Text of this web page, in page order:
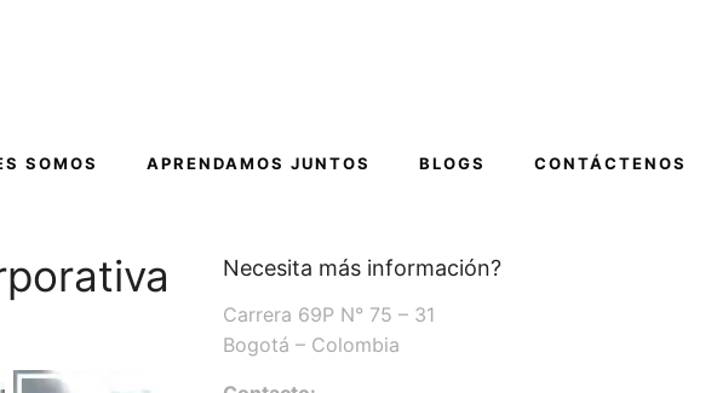
SOMOS APRENDAMOS JUNTOS BLOGS CONTÁCTENOS
Necesita más información?
Carrera 69P N° 75 – 31
Bogotá – Colombia